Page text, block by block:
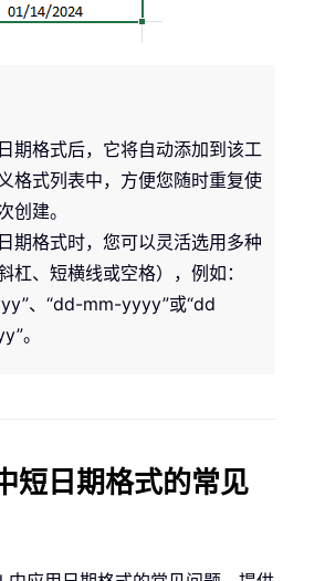
期格式后，它将自动添加到该工
格式列表中，方便您随时重复使
创建。
期格式时，您可以灵活选用多种
杠、短横线或空格），例如：
、“dd-mm-yyyy”或“dd
。
短日期格式的常见